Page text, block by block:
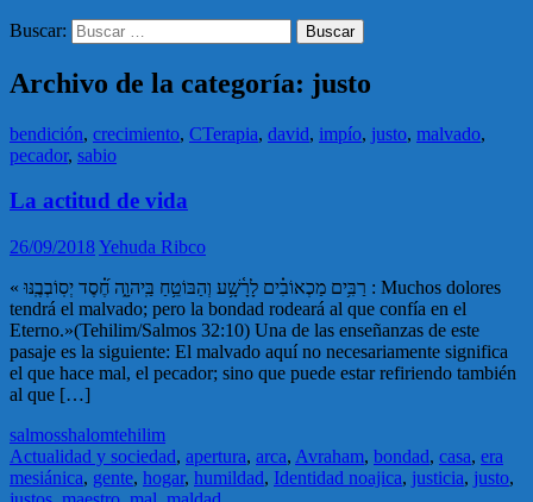
Buscar:
Archivo de la categoría: justo
bendición, crecimiento, CTerapia, david, impío, justo, malvado,
pecador, sabio
La actitud de vida
26/09/2018Yehuda Ribco
« רַבִּ֥ים מַכְאוֹבִ֗ים לָרָ֫שָׁ֥ע וְהַבּוֹטֵ֥חַ בַּֽיהוָ֑ה חֶ֝֗סֶד יְסֽוֹבְבֶֽנּוּ : Muchos dolores
tendrá el malvado; pero la bondad rodeará al que confía en el
Eterno.»(Tehilim/Salmos 32:10) Una de las enseñanzas de este
pasaje es la siguiente: El malvado aquí no necesariamente significa
el que hace mal, el pecador; sino que puede estar refiriendo también
al que […]
salmosshalomtehilim
Actualidad y sociedad, apertura, arca, Avraham, bondad, casa, era
mesiánica, gente, hogar, humildad, Identidad noajica, justicia, justo,